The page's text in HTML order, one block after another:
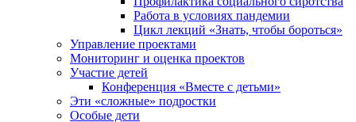
Работа в условиях пандемии
Цикл лекций «Знать, чтобы бороться»
Управление проектами
Мониторинг и оценка проектов
Участие детей
Конференция «Вместе с детьми»
Эти «сложные» подростки
Особые дети